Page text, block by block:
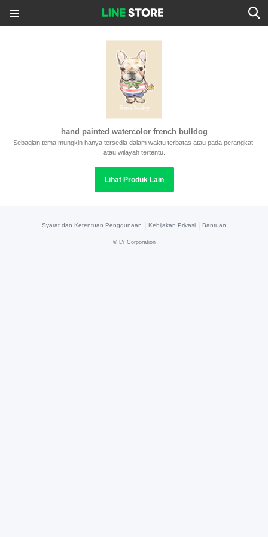
hand painted watercolor french bulldog
Sebagian tema mungkin hanya tersedia dalam waktu terbatas atau pada perangkat
atau wilayah tertentu.
Lihat Produk Lain
Syarat dan Ketentuan Penggunaan Kebijakan Privasi Bantuan
© LY Corporation